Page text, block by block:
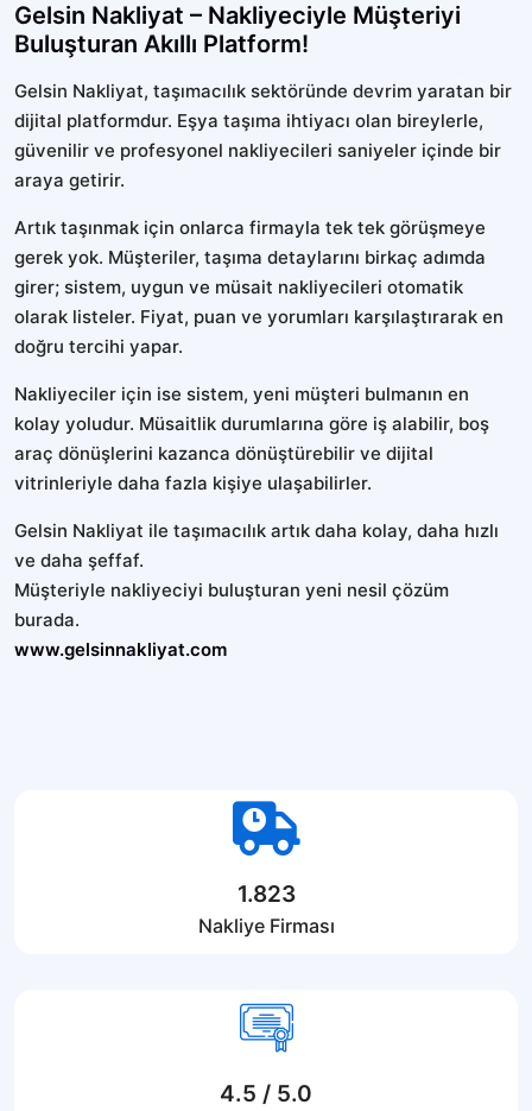
Gelsin Nakliyat – Nakliyeciyle Müşteriyi
Buluşturan Akıllı Platform!
Gelsin Nakliyat, taşımacılık sektöründe devrim yaratan bir
dijital platformdur. Eşya taşıma ihtiyacı olan bireylerle,
güvenilir ve profesyonel nakliyecileri saniyeler içinde bir
araya getirir.
Artık taşınmak için onlarca firmayla tek tek görüşmeye
gerek yok. Müşteriler, taşıma detaylarını birkaç adımda
girer; sistem, uygun ve müsait nakliyecileri otomatik
olarak listeler. Fiyat, puan ve yorumları karşılaştırarak en
doğru tercihi yapar.
Nakliyeciler için ise sistem, yeni müşteri bulmanın en
kolay yoludur. Müsaitlik durumlarına göre iş alabilir, boş
araç dönüşlerini kazanca dönüştürebilir ve dijital
vitrinleriyle daha fazla kişiye ulaşabilirler.
Gelsin Nakliyat ile taşımacılık artık daha kolay, daha hızlı
ve daha şeffaf.
Müşteriyle nakliyeciyi buluşturan yeni nesil çözüm
burada.
www.gelsinnakliyat.com
1.823
Nakliye Firması
4.5 / 5.0